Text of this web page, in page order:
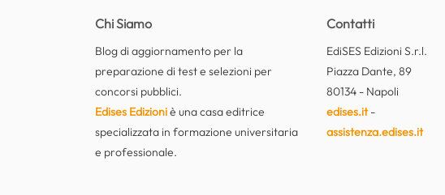
Chi Siamo
Blog di aggiornamento per la
preparazione di test e selezioni per
concorsi pubblici.
Edises Edizioniè una casa editrice
specializzata in formazione universitaria
e professionale.
Contatti
EdiSES Edizioni S.r.l.
Piazza Dante, 89
80134 - Napoli
edises.it-
assistenza.edises.it